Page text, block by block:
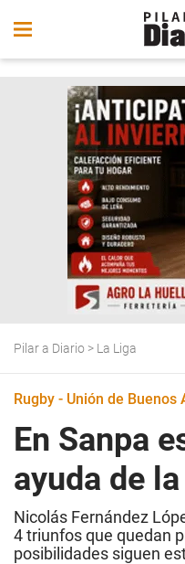
Pilar a Diario > La Liga
Rugby - Unión de Buenos
En Sanpa
ayuda de
Nicolás Fernández
4 triunfos que quedan
posibilidades siguen